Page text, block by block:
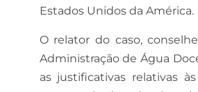
Estados Unidos da América.
O relator do caso,
Administração de Água
as justificativas relativas